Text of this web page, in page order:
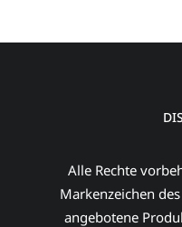
Alle Rechte
Markenzeichen
angebotene